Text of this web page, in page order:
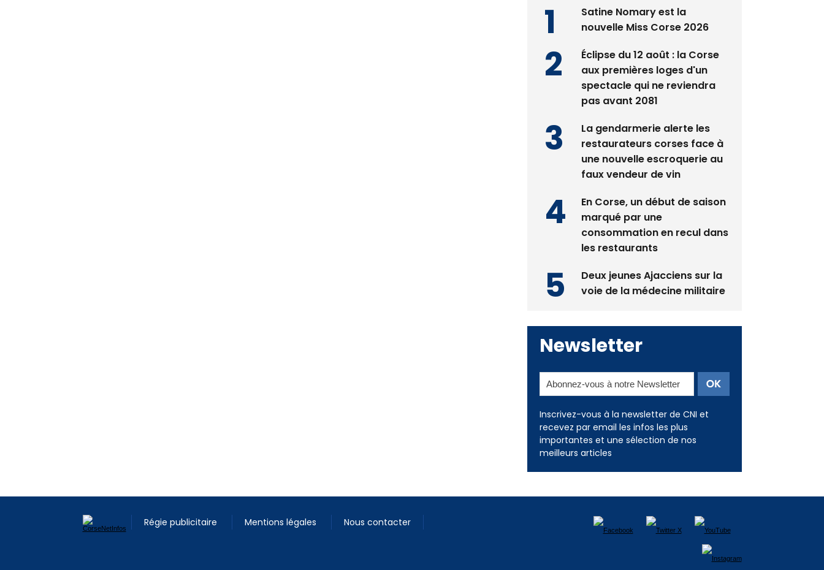
nouvelle Miss Corse 2026
Éclipse du 12 août : la Corse
aux premières loges d'un
pas avant 2081
La gendarmerie alerte les
restaurateurs corses face à
faux vendeur de vin
En Corse, un début de saison
marqué par une
les restaurants
Newsletter
Inscrivez-vous à la newsletter de CNI et
recevez par email les infos les plus